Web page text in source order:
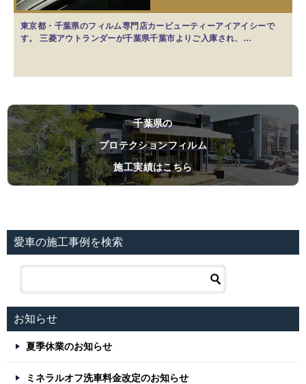
東京都・千葉県のフィルム専門店カービューティーアイアイシーで
す。 三菱アウトランダーが千葉県千葉市よりご入庫され、…
千葉県の
プロテクションフィルム
施工実績はこちら
愛車の施工事例を検索
お知らせ
夏季休業のお知らせ
ミネラルオフ洗車料金改定のお知らせ